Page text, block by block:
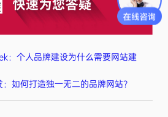
：个人品牌建设为什么需要网站建
如何打造独一无二的品牌网站？